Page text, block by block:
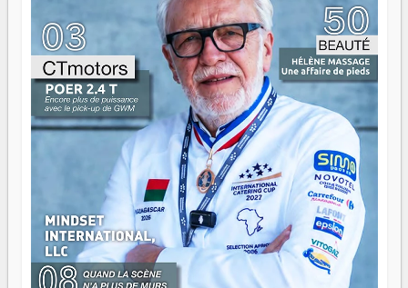
n'est pas un combat de générations — c'est une question
d'équipage. Partagez vos réussites, mais aussi vos échecs.
Surtout vos échecs, d'ailleurs — ils enseignent mieux que
n'importe quel manuel. À Madagascar, la barque avance.
Il faut juste s'assurer que tout le monde rame dans le
même sens.